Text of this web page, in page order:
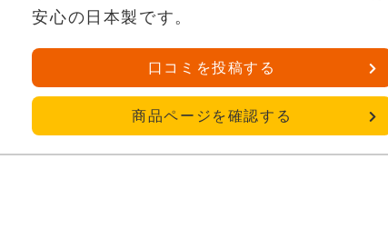
安心の日本製です。
口コミを投稿する
商品ページを確認する